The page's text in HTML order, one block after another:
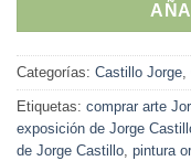
Categorías: Castillo Jorge,
Etiquetas: comprar arte
exposición de Jorge
de Jorge Castillo, pintura